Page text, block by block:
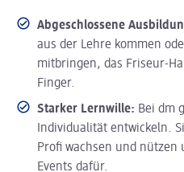
Abgeschlossene
aus der Lehre kommen
mitbringen, das Friseur-
Finger.
Starker Lernwille: Bei dm
Individualität entwickeln.
Profi wachsen und
Events dafür.